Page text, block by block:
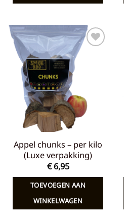
Toevoegen
verlanglijst
Appel chunks – per kilo
(Luxe verpakking)
€6,95
TOEVOEGEN AAN
WINKELWAGEN